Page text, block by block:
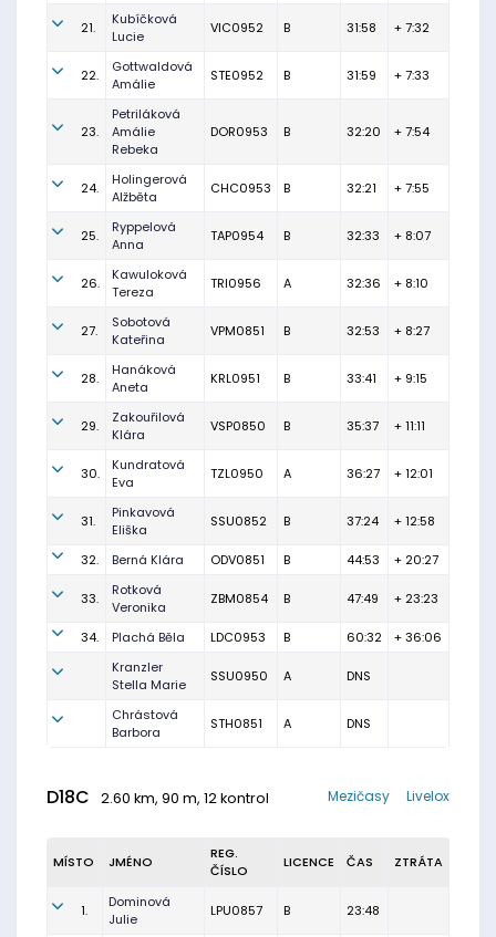
21.
Kubíčková
Lucie
VIC0952 B 31:58 + 7:32
22.
Gottwaldová
Amálie
STE0952 B 31:59 + 7:33
23.
Petriláková
Amálie
Rebeka
DOR0953 B 32:20 + 7:54
24.
Holingerová
Alžběta
CHC0953 B 32:21 + 7:55
25.
Ryppelová
Anna
TAP0954 B 32:33 + 8:07
26.
Kawuloková
Tereza
TRI0956 A 32:36 + 8:10
27.
Sobotová
Kateřina
VPM0851 B 32:53 + 8:27
28.
Hanáková
Aneta
KRL0951 B 33:41 + 9:15
29.
Zakouřilová
Klára
VSP0850 B 35:37 + 11:11
30.
Kundratová
Eva
TZL0950 A 36:27 + 12:01
31.
Pinkavová
Eliška
SSU0852 B 37:24 + 12:58
32. Berná Klára ODV0851 B 44:53 + 20:27
33.
Rotková
Veronika
ZBM0854 B 47:49 + 23:23
34. Plachá Běla LDC0953 B 60:32
+ 36:06
Kranzler
Stella Marie
SSU0950 A DNS
Chrástová
Barbora
STH0851 A DNS
D18C 2.60 km, 90 m, 12 kontrol Livelox
Mezičasy
MÍSTO JMÉNO
REG.
ČÍSLO
LICENCE ČAS ZTRÁTA
1.
Dominová
Julie
LPU0857 B 23:48